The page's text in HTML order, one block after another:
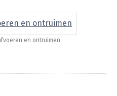
en ontruimen